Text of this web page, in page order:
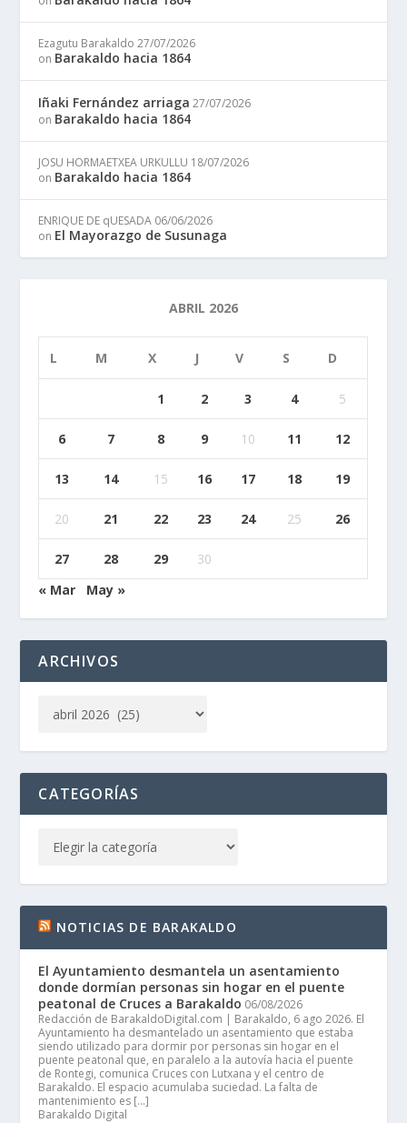
Ezagutu Barakaldo 27/07/2026
on Barakaldo hacia 1864
Iñaki Fernández arriaga 27/07/2026
on Barakaldo hacia 1864
JOSU HORMAETXEA URKULLU 18/07/2026
on Barakaldo hacia 1864
ENRIQUE DE qUESADA 06/06/2026
on El Mayorazgo de Susunaga
ABRIL 2026
L M X J V S D
1 2 3 4 5
6 7 8 9 10 11 12
13 14 15 16 17 18 19
20 21 22 23 24 25 26
27 28 29
30
« Mar
May »
ARCHIVOS
CATEGORÍAS
NOTICIAS DE BARAKALDO
El Ayuntamiento desmantela un asentamiento
donde dormían personas sin hogar en el puente
peatonal de Cruces a Barakaldo 06/08/2026
Redacción de BarakaldoDigital.com | Barakaldo, 6 ago 2026. El
Ayuntamiento ha desmantelado un asentamiento que estaba
siendo utilizado para dormir por personas sin hogar en el
puente peatonal que, en paralelo a la autovía hacia el puente
de Rontegi, comunica Cruces con Lutxana y el centro de
Barakaldo. El espacio acumulaba suciedad. La falta de
mantenimiento es […]
Barakaldo Digital